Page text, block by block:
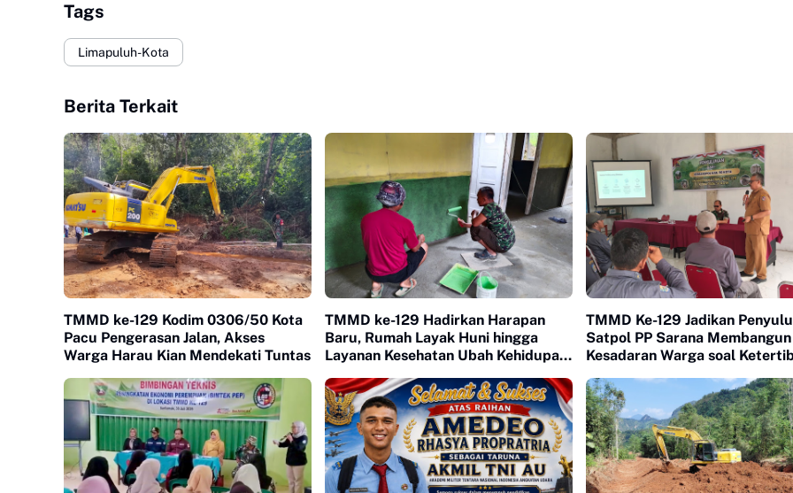
Tags
Limapuluh-Kota
Berita Terkait
TMMD ke-129 Kodim 0306/50 Kota
Pacu Pengerasan Jalan, Akses
Warga Harau Kian Mendekati Tuntas
TMMD ke-129 Hadirkan Harapan
Baru, Rumah Layak Huni hingga
Layanan Kesehatan Ubah Kehidupan
TMMD Ke-129 Jadikan
Satpol PP Sarana Membangun
Kesadaran Warga soal